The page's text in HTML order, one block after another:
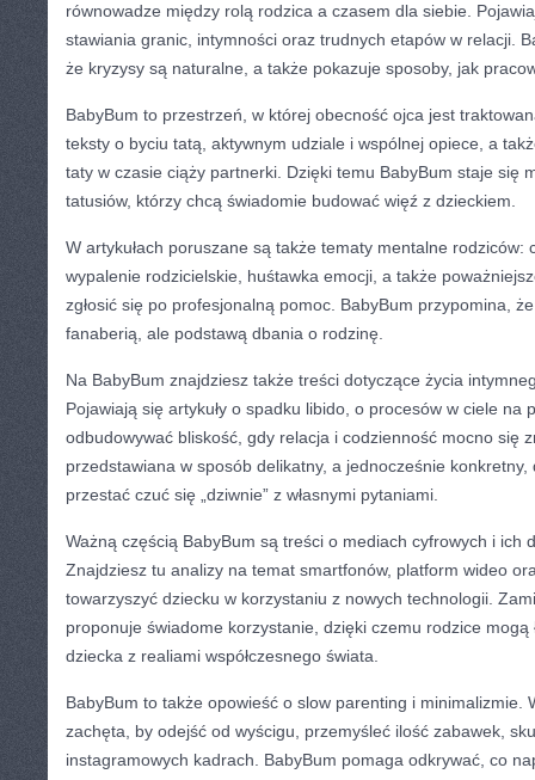
równowadze między rolą rodzica a czasem dla siebie.
stawiania granic, intymności oraz trudnych etapów w relacji.
że kryzysy są naturalne, a także pokazuje sposoby, jak
BabyBum to przestrzeń, w której obecność ojca jest
teksty o byciu tatą, aktywnym udziale i wspólnej opiece, a
taty w czasie ciąży partnerki. Dzięki temu BabyBum staje się
tatusiów, którzy chcą świadomie budować więź z dzieckiem.
W artykułach poruszane są także tematy mentalne rodziców:
wypalenie rodzicielskie, huśtawka emocji, a także
zgłosić się po profesjonalną pomoc. BabyBum przypomina,
fanaberią, ale podstawą dbania o rodzinę.
Na BabyBum znajdziesz także treści dotyczące życia
Pojawiają się artykuły o spadku libido, o procesów w ciele na
odbudowywać bliskość, gdy relacja i codzienność mocno się
przedstawiana w sposób delikatny, a jednocześnie
przestać czuć się „dziwnie” z własnymi pytaniami.
Ważną częścią BabyBum są treści o mediach cyfrowych i ich
Znajdziesz tu analizy na temat smartfonów, platform wideo
towarzyszyć dziecku w korzystaniu z nowych technologii.
proponuje świadome korzystanie, dzięki czemu rodzice mogą
dziecka z realiami współczesnego świata.
BabyBum to także opowieść o slow parenting i minimalizmie.
zachęta, by odejść od wyścigu, przemyśleć ilość zabawek,
instagramowych kadrach. BabyBum pomaga odkrywać, co